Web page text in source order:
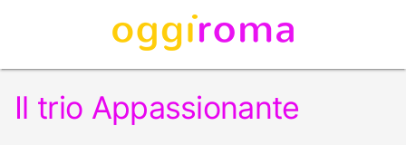
Il trio Appassionante